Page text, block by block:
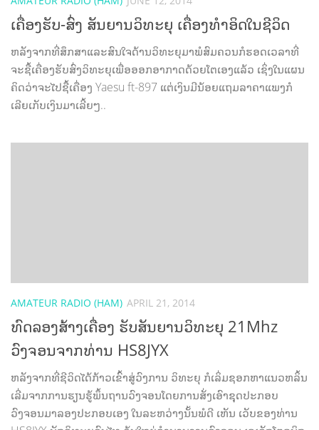
ເຄື່ອງຮັບ-ສົ່ງ ສັນຍານວິທະຍຸ ເຄື່ອງທຳອິດໃນຊີວິດ
ຫລັງຈາກທີ່ສຶກສາແລະສົນໃຈດ້ານວິທະຍຸມາພໍສົມຄວນກໍຮອດເວລາທີ່
ຈະຊື້ເຄື່ອງຮັບສົ່ງວິທະຍຸເພື່ອອອກອາກາດດ້ວຍໂຕເອງແລ້ວ ເຊິ່ງໃນແຜນ
ຄິດວ່າຈະໄປຊື້ເຄື່ອງ Yaesu ft-897 ແຕ່ເງິນມີນ້ອຍແຖມລາຄາແພງກໍ
ເລີຍເກັບເງິນມາເລີ້ຍໆ..
AMATEUR RADIO (HAM) APRIL 21, 2014
ທົດລອງສ້າງເຄື່ອງ ຮັບສັນຍານວິທະຍຸ 21Mhz
ວົງຈອນຈາກທ່ານ HS8JYX
ຫລັງຈາກທີ່ຊີວິດໄດ້ກ້າວເຂົ້າສູ່ວົງການ ວິທະຍຸ ກໍເລິ່ມຊອກຫາແນວຫລິ້ນ
ເລີ່ມຈາກການຮຽນຮູ້ພຶ້ນຖານວົງຈອນໂດຍການສັ່ງເອົາຊຸດປະກອບ
ວົງຈອນມາລອງປະກອບເອງ ໃນລະຫວ່າງນັ້ນພໍດີ ເຫັນ ເວັບຂອງທ່ານ